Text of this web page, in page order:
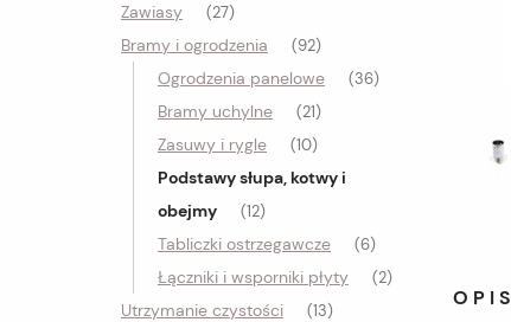
Zawiasy (27)
Bramy i ogrodzenia (92)
Ogrodzenia panelowe (36)
Bramy uchylne (21)
Zasuwy i rygle (10)
Podstawy słupa, kotwy i
obejmy
(12)
Tabliczki ostrzegawcze (6)
Łączniki i wsporniki płyty (2)
Utrzymanie czystości (13)
OPIS